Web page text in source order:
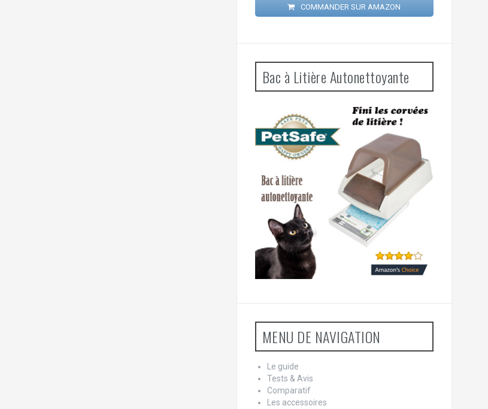
COMMANDER SUR AMAZON
Bac à Litière Autonettoyante
MENU DE NAVIGATION
Le guide
Tests & Avis
Comparatif
Les accessoires